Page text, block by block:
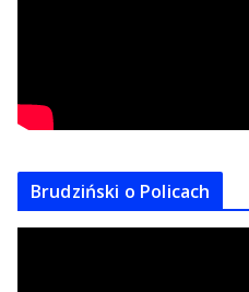
Brudziński o Policach